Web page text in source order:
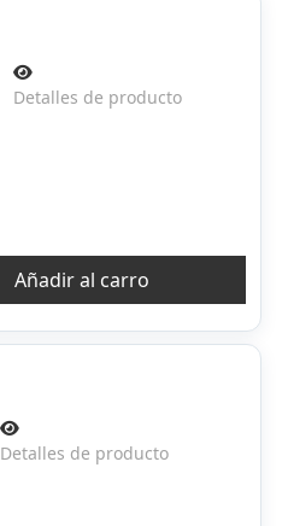
Detalles de producto
Añadir al carro
Detalles de producto